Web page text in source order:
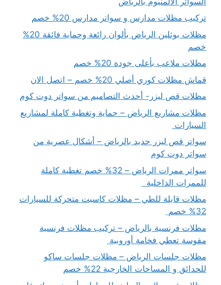
تركيب مظلات مدارس و سواتر مدارس 20% خصم
مظلات بوثلين الرياض بألوان رائعة وحماية فائقة 20%
خصم
مظلات ملاعب بأعلى جودة 20% خصم
قماش مظلات كوري أصلي 20% خصم – اتصل الان
مظلات قص ليزر- أحدث التصاميم من سواتر دوت كوم
مظلات مشاريع الرياض – حماية وتغطية كاملة لمشاريع
السيارات
سواتر قص ليزر حديد بالرياض – أشكال عصرية من
سواتر دوت كوم
سواتر ممرات الرياض – 32% خصم تغطية كاملة
للممرات الداخلية
مظلات قابلة للطي – مظلات كاسيت متحركة للسيارات
32% خصم
مظلات فرنسية بالرياض – تركيب مظلات فرنسية
مقوسة تعطي فخامة أوروبية
مظلات جلسات الرياض – مظلات جلسات ساكو
للحدائق و المساحات الخارجية 22% خصم